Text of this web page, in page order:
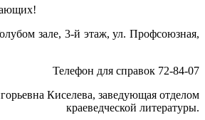
зале, 3-й этаж, ул. Профсоюзная,
Телефон для справок 72-84-07
Киселева, заведующая отделом
краеведческой литературы.